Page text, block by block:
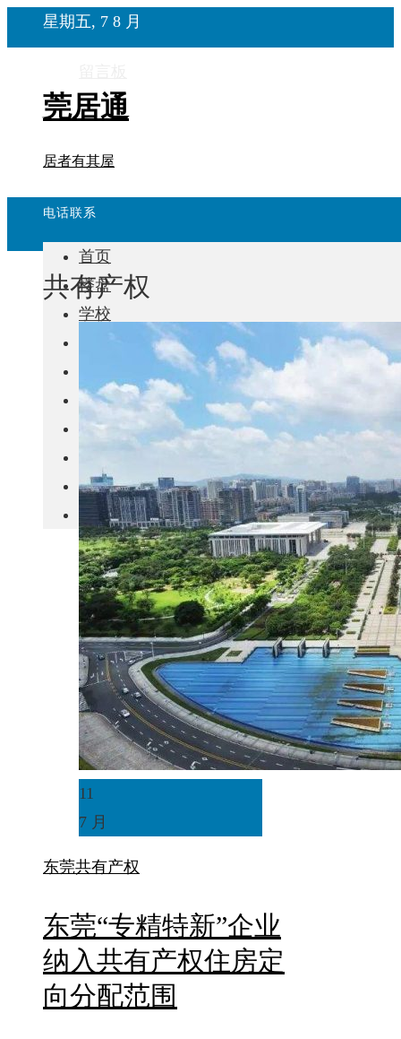
星期五, 7 8 月
莞居通
居者有其屋
电话联系
首页
楼盘
学校
东莞
城市更新
中国
其他
共有产权
11
7 月
东莞共有产权
东莞“专精特新”企业
纳入共有产权住房定
向分配范围